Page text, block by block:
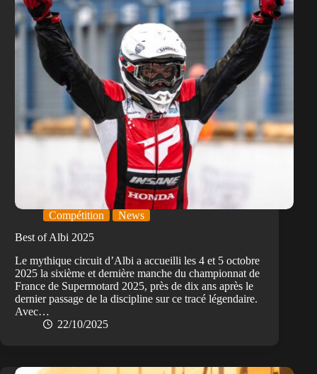
Compétition
News
Best of Albi 2025
Le mythique circuit d’Albi a accueilli les 4 et 5 octobre
2025 la sixième et dernière manche du championnat de
France de Supermotard 2025, près de dix ans après le
dernier passage de la discipline sur ce tracé légendaire.
Avec…
22/10/2025